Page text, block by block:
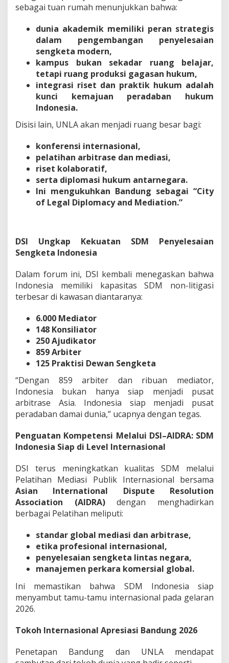
sebagai tuan rumah menunjukkan bahwa:
dunia akademik memiliki peran strategis
dalam pengembangan penyelesaian
sengketa modern,
kampus bukan sekadar ruang belajar,
tetapi ruang produksi gagasan hukum,
integrasi riset dan praktik hukum adalah
kunci kemajuan peradaban hukum
Indonesia.
Disisi lain, UNLA akan menjadi ruang besar bagi:
konferensi internasional,
pelatihan arbitrase dan mediasi,
riset kolaboratif,
serta diplomasi hukum antarnegara.
Ini mengukuhkan Bandung sebagai “City
of Legal Diplomacy and Mediation.”
DSI Ungkap Kekuatan SDM Penyelesaian
Sengketa Indonesia
Dalam forum ini, DSI kembali menegaskan bahwa
Indonesia memiliki kapasitas SDM non-litigasi
terbesar di kawasan diantaranya:
6.000 Mediator
148 Konsiliator
250 Ajudikator
859 Arbiter
125 Praktisi Dewan Sengketa
“Dengan 859 arbiter dan ribuan mediator,
Indonesia bukan hanya siap menjadi pusat
arbitrase Asia. Indonesia siap menjadi pusat
peradaban damai dunia,” ucapnya dengan tegas.
Penguatan Kompetensi Melalui DSI–AIDRA: SDM
Indonesia Siap di Level Internasional
DSI terus meningkatkan kualitas SDM melalui
Pelatihan Mediasi Publik Internasional bersama
Asian International Dispute Resolution
Association (AIDRA)dengan menghadirkan
berbagai Pelatihan meliputi:
standar global mediasi dan arbitrase,
etika profesional internasional,
penyelesaian sengketa lintas negara,
manajemen perkara komersial global.
Ini memastikan bahwa SDM Indonesia siap
menyambut tamu-tamu internasional pada gelaran
2026.
Tokoh Internasional Apresiasi Bandung 2026
Penetapan Bandung dan UNLA mendapat